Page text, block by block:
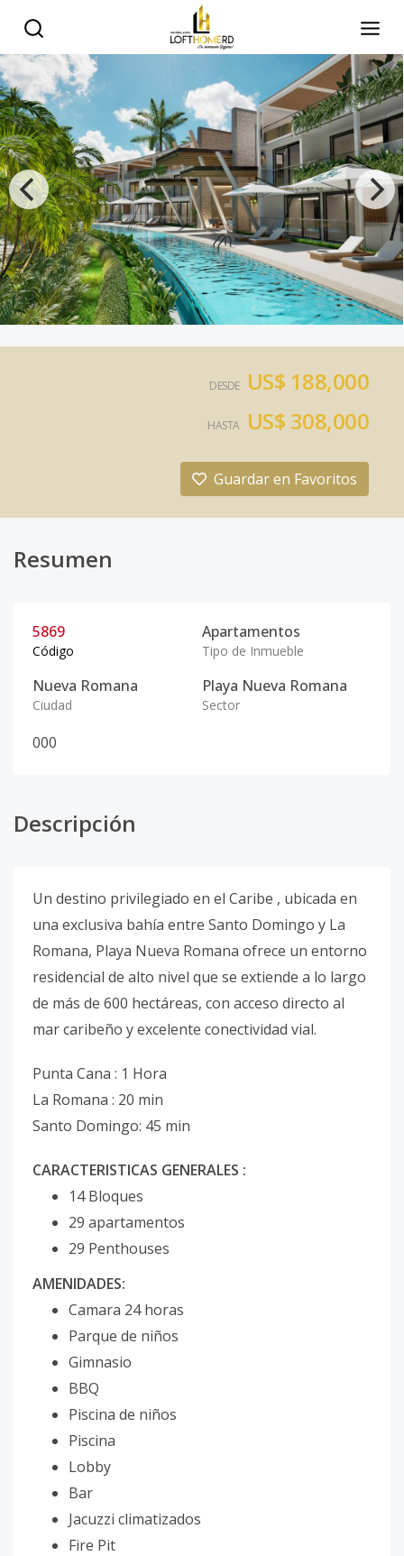
DESDE US$ 188,000
HASTA US$ 308,000
Guardar en Favoritos
Resumen
5869
Código
Apartamentos
Tipo de Inmueble
Nueva Romana
Ciudad
Playa Nueva Romana
Sector
000
Descripción
Un destino privilegiado en el Caribe , ubicada en
una exclusiva bahía entre Santo Domingo y La
Romana, Playa Nueva Romana ofrece un entorno
residencial de alto nivel que se extiende a lo largo
de más de 600 hectáreas, con acceso directo al
mar caribeño y excelente conectividad vial.
Punta Cana : 1 Hora
La Romana : 20 min
Santo Domingo: 45 min
CARACTERISTICAS GENERALES :
14 Bloques
29 apartamentos
29 Penthouses
AMENIDADES:
Camara 24 horas
Parque de niños
Gimnasio
BBQ
Piscina de niños
Piscina
Lobby
Bar
Jacuzzi climatizados
Fire Pit